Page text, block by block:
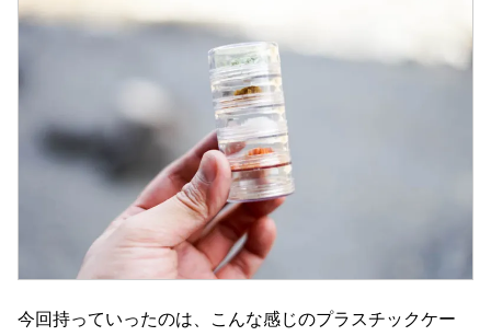
今回持っていったのは、こんな感じのプラスチックケー